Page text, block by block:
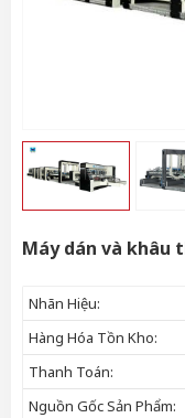
Máy dán và khâu
Nhãn Hiệu:
Hàng Hóa Tồn Kho:
Thanh Toán:
Nguồn Gốc Sản Phẩm: